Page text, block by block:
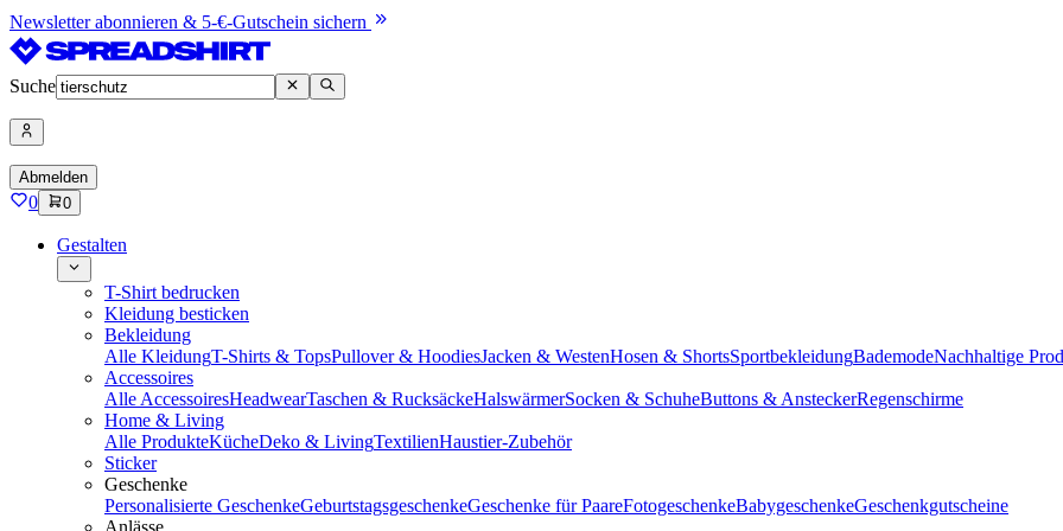
Newsletter abonnieren & 5-€-Gutschein sichern
Suche
Abmelden
0 0
Gestalten
T-Shirt bedrucken
Kleidung besticken
Bekleidung
Alle KleidungT-Shirts & TopsPullover & HoodiesJacken & WestenHosen & ShortsSportbekleidungBademodeNachhaltige
Accessoires
Alle AccessoiresHeadwearTaschen & RucksäckeHalswärmerSocken & SchuheButtons & AnsteckerRegenschirme
Home & Living
Alle ProdukteKücheDeko & LivingTextilienHaustier-Zubehör
Sticker
Geschenke
Personalisierte GeschenkeGeburtstagsgeschenkeGeschenke für PaareFotogeschenkeBabygeschenkeGeschenkgutscheine